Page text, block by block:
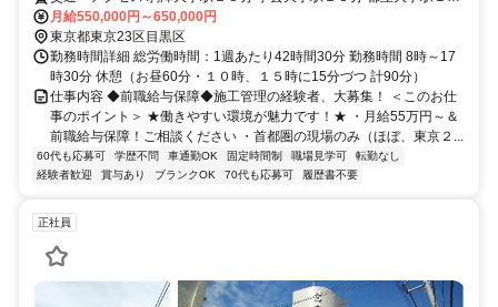
分
月給550,000円～650,000円
東京都東京23区目黒区
勤務時間詳細 総労働時間：1週あたり42時間30分 勤務時間 8時～17
時30分 休憩（お昼60分・１０時、１５時に15分づつ 計90分）
仕事内容 ◆前職給与保障◆施工管理の経験者、大募集！ ＜このお仕
事のポイント＞ ★働きやすい環境が魅力です！★ ・月給55万円～＆
前職給与保障！ご相談ください ・首都圏の現場のみ（ほぼ、東京２...
60代も応募可 学歴不問 車通勤OK 固定時間制 職場見学可
転勤なし
経験者歓迎
賞与あり ブランクOK 70代も応募可 履歴書不要
正社員